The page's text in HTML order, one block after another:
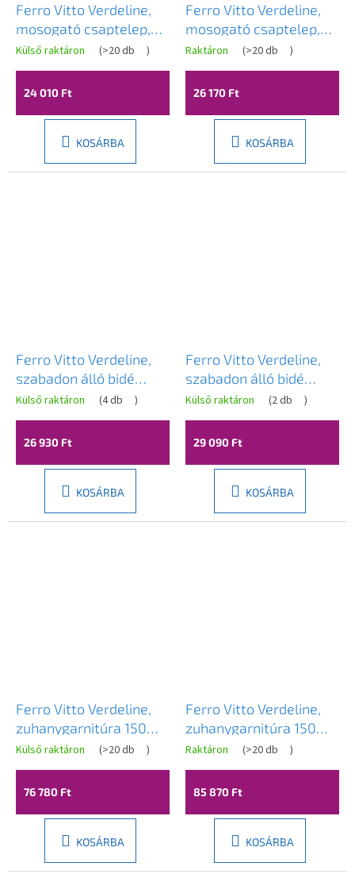
Ferro Vitto Verdeline,
mosogató csaptelep,
fényes króm, BVI2VL
Külső raktáron (>20 db )
24 010 Ft
KOSÁRBA
Ferro Vitto Verdeline,
mosogató csaptelep,
fekete matt, BVI2VLBL
Raktáron (>20 db )
26 170 Ft
KOSÁRBA
Ferro Vitto Verdeline,
szabadon álló bidé
keverő, fényes króm,
BVI6VL
Külső raktáron (4 db )
26 930 Ft
KOSÁRBA
Ferro Vitto Verdeline,
szabadon álló bidé
csaptelep, fekete matt,
BVI6VLBL
Külső raktáron (2 db )
29 090 Ft
KOSÁRBA
Ferro Vitto Verdeline,
zuhanygarnitúra 150
mm felső esőfejjel,
fényes króm, NP81-
BVI7UVL
Külső raktáron (>20 db )
76 780 Ft
KOSÁRBA
Ferro Vitto Verdeline,
zuhanygarnitúra 150
mm felső esőfejjel,
fekete matt, NP81-
BVI7UVL-BL
Raktáron (>20 db )
85 870 Ft
KOSÁRBA